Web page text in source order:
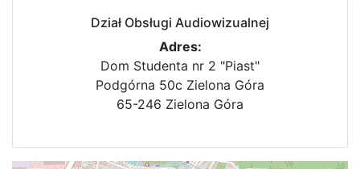
Dział Obsługi Audiowizualnej
Adres:
Dom Studenta nr 2 "Piast"
Podgórna 50c Zielona Góra
65-246 Zielona Góra